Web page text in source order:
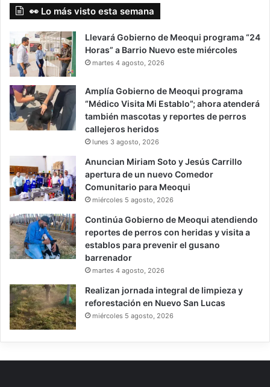
👀 Lo más visto esta semana
Llevará Gobierno de Meoqui programa “24
Horas” a Barrio Nuevo este miércoles
martes 4 agosto, 2026
Amplía Gobierno de Meoqui programa
“Médico Visita Mi Establo”; ahora atenderá
también mascotas y reportes de perros
callejeros heridos
lunes 3 agosto, 2026
Anuncian Miriam Soto y Jesús Carrillo
apertura de un nuevo Comedor
Comunitario para Meoqui
miércoles 5 agosto, 2026
Continúa Gobierno de Meoqui atendiendo
reportes de perros con heridas y visita a
establos para prevenir el gusano
barrenador
martes 4 agosto, 2026
Realizan jornada integral de limpieza y
reforestación en Nuevo San Lucas
miércoles 5 agosto, 2026